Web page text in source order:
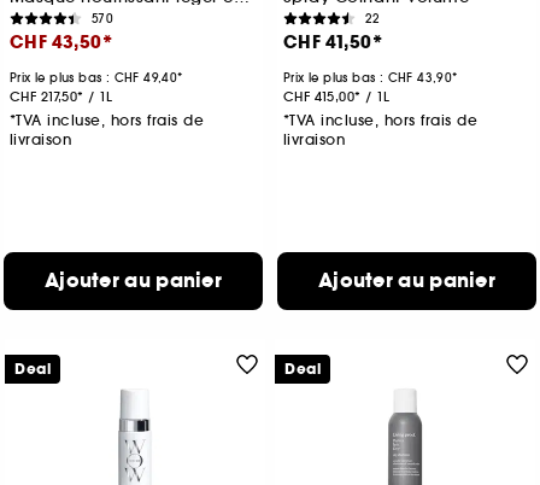
570
CHF 43,50
Prix le plus bas : CHF 49,40
CHF 217,50 / 1L
*TVA incluse, hors frais de
livraison
Ajouter au panier
22
CHF 41,50
Prix le plus bas : CHF 43,90
CHF 415,00 / 1L
*TVA incluse, hors frais de
livraison
Ajouter au panier
Deal Deal